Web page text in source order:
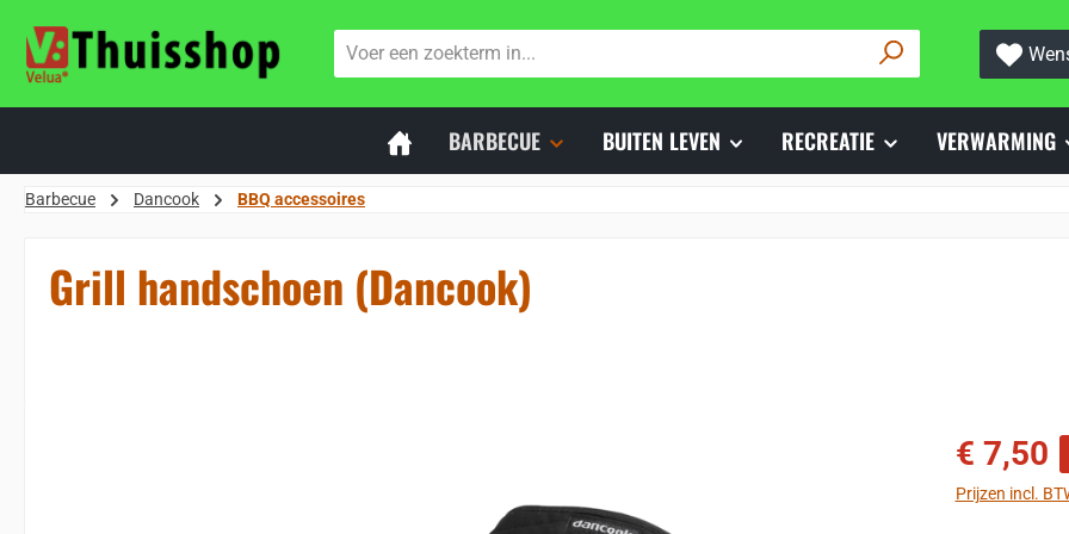
de hoofdinhoud
Ga naar de zoekopdracht
Ga naar de hoofdnavigatie
BARBECUE BUITEN LEVEN RECREATIE VERWARMING
Barbecue Dancook BBQ accessoires
Grill handschoen (Dancook)
Verkoopprijs:
€ 7,50
Prijzen incl.